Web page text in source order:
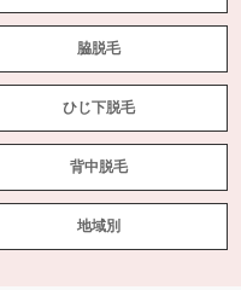
脇脱毛
ひじ下脱毛
背中脱毛
地域別